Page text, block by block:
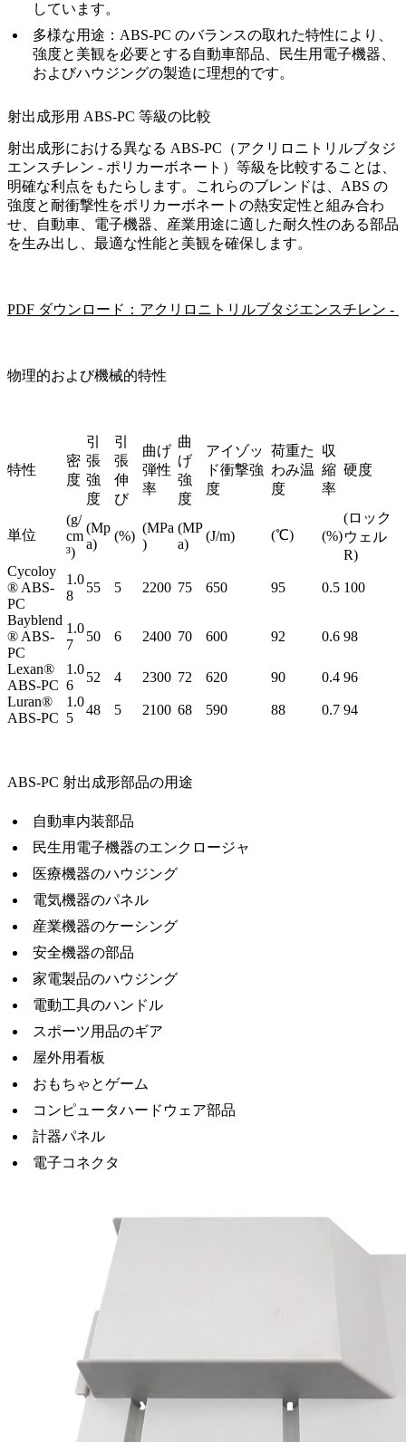
しています。
多様な用途：ABS-PC のバランスの取れた特性により、
強度と美観を必要とする自動車部品、民生用電子機器、
およびハウジングの製造に理想的です。
射出成形用 ABS-PC 等級の比較
射出成形における異なる ABS-PC（アクリロニトリルブタジ
エンスチレン - ポリカーボネート）等級を比較することは、
明確な利点をもたらします。これらのブレンドは、ABS の
強度と耐衝撃性をポリカーボネートの熱安定性と組み合わ
せ、自動車、電子機器、産業用途に適した耐久性のある部品
を生み出し、最適な性能と美観を確保します。
PDF ダウンロード：アクリロニトリルブタジエンスチレン -
物理的および機械的特性
特性
密
度
引
張
強
度
引
張
伸
び
曲げ
弾性
率
曲
げ
強
度
アイゾッ
ド衝撃強
度
荷重た
わみ温
度
収
縮
率
硬度
単位
(g/
cm
³)
(Mp
a)
(%)
(MPa
)
(MP
a)
(J/m) (℃) (%)
(ロック
ウェル
R)
Cycoloy
® ABS-
PC
1.0
8
55 5 2200 75 650 95 0.5 100
Bayblend
® ABS-
PC
1.0
7
50 6 2400 70 600 92 0.6 98
Lexan®
ABS-PC
1.0
6
52 4 2300 72 620 90 0.4 96
Luran®
ABS-PC
1.0
5
48 5 2100 68 590 88 0.7 94
ABS-PC 射出成形部品の用途
自動車内装部品
民生用電子機器のエンクロージャ
医療機器のハウジング
電気機器のパネル
産業機器のケーシング
安全機器の部品
家電製品のハウジング
電動工具のハンドル
スポーツ用品のギア
屋外用看板
おもちゃとゲーム
コンピュータハードウェア部品
計器パネル
電子コネクタ